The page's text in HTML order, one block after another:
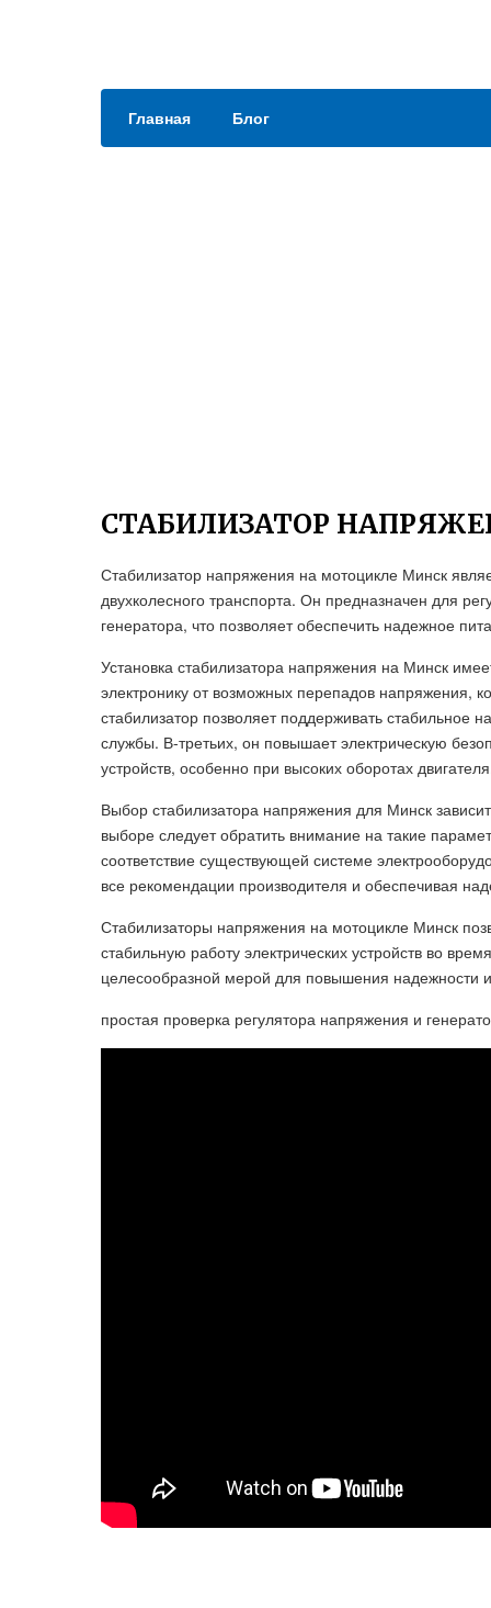
Главная Блог
СТАБИЛИЗАТОР
Стабилизатор напряжения на мотоцикле Минск
двухколесного транспорта. Он предназначен для
генератора, что позволяет обеспечить надежное
Установка стабилизатора напряжения на Минск
электронику от возможных перепадов напряжения,
стабилизатор позволяет поддерживать стабильное
службы. В-третьих, он повышает электрическую
устройств, особенно при высоких оборотах
Выбор стабилизатора напряжения для Минск
выборе следует обратить внимание на такие
соответствие существующей системе
все рекомендации производителя и обеспечивая
Стабилизаторы напряжения на мотоцикле Минск
стабильную работу электрических устройств во
целесообразной мерой для повышения надежности
простая проверка регулятора напряжения и